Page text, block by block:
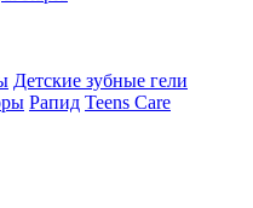
Детские зубные гели
Рапид Teens Care